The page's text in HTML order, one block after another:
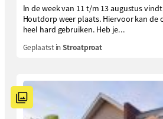
In de week van 11 t/m 13 augustus
Houtdorp weer plaats. Hiervoor kan de
heel hard gebruiken. Heb je...
Geplaatst inStroatproat